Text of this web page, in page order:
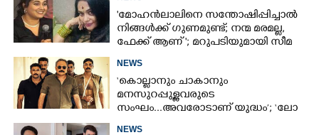
ടോക്സിക് ട്രെയിലർ
'മോഹൻലാലിനെ സന്തോഷിപ്പിച്ചാൽ
നിങ്ങൾക്ക് ഗുണമുണ്ട്; നന്മ മരമല്ല,
ഫേക്ക് ആണ് '; മറുപടിയുമായി സീമ
NEWS
‘കൊല്ലാനും ചാകാനും
മനസുറപ്പുള്ളവരുടെ
സംഘം...അവരോടാണ് യുദ്ധം’; ‘ലോ
NEWS